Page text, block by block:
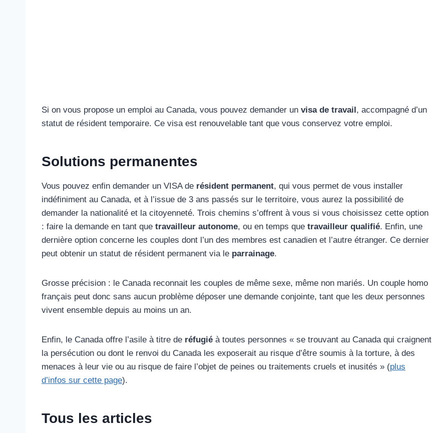
Si on vous propose un emploi au Canada, vous pouvez demander un visa de travail, accompagné d’un
statut de résident temporaire. Ce visa est renouvelable tant que vous conservez votre emploi.
Solutions permanentes
Vous pouvez enfin demander un VISA de résident permanent, qui vous permet de vous installer
indéfiniment au Canada, et à l’issue de 3 ans passés sur le territoire, vous aurez la possibilité de
demander la nationalité et la citoyenneté. Trois chemins s’offrent à vous si vous choisissez cette option
: faire la demande en tant que travailleur autonome, ou en temps que travailleur qualifié. Enfin, une
dernière option concerne les couples dont l’un des membres est canadien et l’autre étranger. Ce dernier
peut obtenir un statut de résident permanent via le parrainage.
Grosse précision : le Canada reconnait les couples de même sexe, même non mariés. Un couple homo
français peut donc sans aucun problème déposer une demande conjointe, tant que les deux personnes
vivent ensemble depuis au moins un an.
Enfin, le Canada offre l’asile à titre de réfugié à toutes personnes « se trouvant au Canada qui craignent
la persécution ou dont le renvoi du Canada les exposerait au risque d’être soumis à la torture, à des
menaces à leur vie ou au risque de faire l’objet de peines ou traitements cruels et inusités » (plus
d’infos sur cette page).
Tous les articles